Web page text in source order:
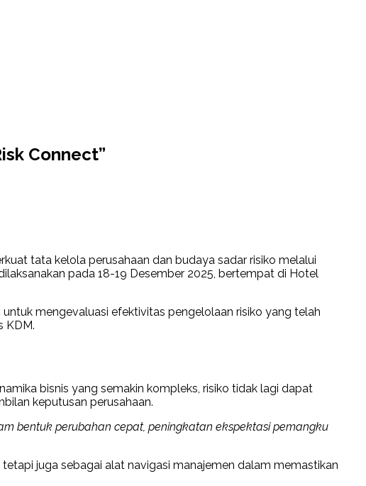
Connect”
tata kelola perusahaan dan budaya sadar risiko melalui
pada 18-19 Desember 2025, bertempat di Hotel
mengevaluasi efektivitas pengelolaan risiko yang telah
KDM.
bisnis yang semakin kompleks, risiko tidak lagi dapat
keputusan perusahaan.
bentuk perubahan cepat, peningkatan ekspektasi pemangku
juga sebagai alat navigasi manajemen dalam memastikan